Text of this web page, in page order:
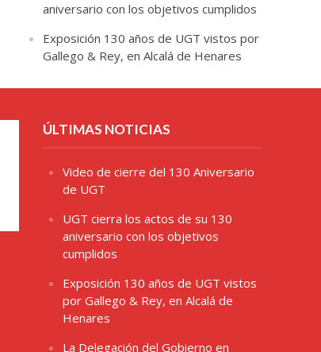
aniversario con los objetivos cumplidos
Exposición 130 años de UGT vistos por
Gallego & Rey, en Alcalá de Henares
ÚLTIMAS NOTICIAS
Video de cierre del 130 Aniversario
de UGT
UGT cierra los actos de su 130
aniversario con los objetivos
cumplidos
Exposición 130 años de UGT vistos
por Gallego & Rey, en Alcalá de
Henares
La Delegación del Gobierno en